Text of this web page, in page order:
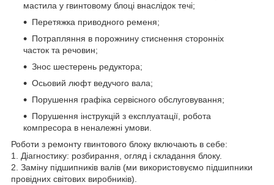
мастила у гвинтовому блоці внаслідок течі;
Перетяжка приводного ременя;
Потрапляння в порожнину стиснення сторонніх
часток та речовин;
Знос шестерень редуктора;
Осьовий люфт ведучого вала;
Порушення графіка сервісного обслуговування;
Порушення інструкцій з експлуатації, робота
компресора в неналежні умови.
Роботи з ремонту гвинтового блоку включають в себе:
1. Діагностику: розбирання, огляд і складання блоку.
2. Заміну підшипників валів (ми використовуємо підшипники
провідних світових виробників).